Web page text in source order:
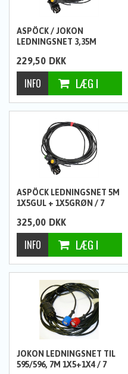
ASPÖCK / JOKON
LEDNINGSNET 3,35M
POLET VED BIL
229,50 DKK
ASPÖCK LEDNINGSNET 5M
1X5GUL + 1X5GRØN / 7
325,00 DKK
JOKON LEDNINGSNET TIL
595/596, 7M 1X5+1X4 / 7